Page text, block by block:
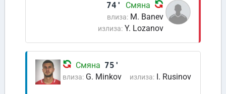
74' Смяна
влиза: M. Banev
излиза: Y. Lozanov
Смяна 75'
влиза: G. Minkov излиза: I. Rusinov